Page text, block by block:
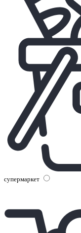
супермаркет